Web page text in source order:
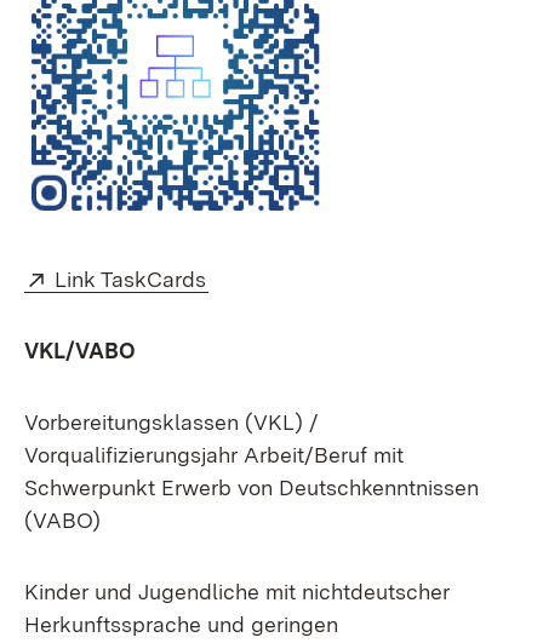
Extern:
Link TaskCards
VKL/VABO
Vorbereitungsklassen (VKL) /
Vorqualifizierungsjahr Arbeit/Beruf mit
Schwerpunkt Erwerb von Deutschkenntnissen
(VABO)
Kinder und Jugendliche mit nichtdeutscher
Herkunftssprache und geringen